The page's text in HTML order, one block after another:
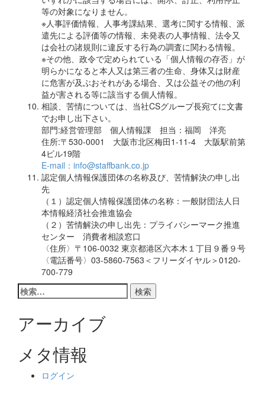
等の対象になりません。
※人事評価情報、人事考課結果、選考に関する情報、派
遣先による評価等の情報、未発表の人事情報、法令又
は会社の諸規則に違反する行為の調査に関わる情報。
※その他、政令で定められている「個人情報の存否」が
明らかになると本人又は第三者の生命、身体又は財産
に危害が及ぶおそれがある場合、又は公益その他の利
益が害される等に該当する個人情報。
相談、苦情については、当社CSグループ長宛てに文書
でお申し出下さい。
部門:経営管理部 個人情報課 担当：福岡 洋亮
住所:〒530-0001 大阪市北区梅田1-11-4 大阪駅前第
4ビル19階
E-mail：info@staffbank.co.jp
認定個人情報保護団体の名称及び、苦情解決の申し出
先
（１）認定個人情報保護団体の名称：一般財団法人日
本情報経済社会推進協会
（２）苦情解決の申し出先：プライバシーマーク推進
センター 消費者相談窓口
〈住所〉〒106-0032 東京都港区六本木１丁目９番９号
〈電話番号〉03-5860-7563＜フリーダイヤル＞0120-
700-779
検
索:
アーカイブ
メタ情報
ログイン